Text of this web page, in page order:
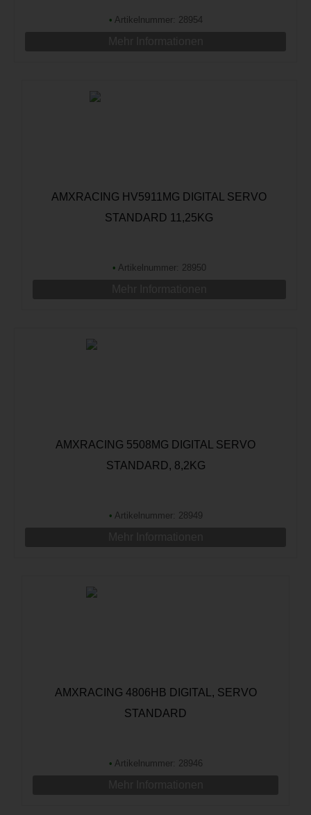
• Artikelnummer: 28954
AMXRACING HV5911MG DIGITAL SERVO
STANDARD 11,25KG
• Artikelnummer: 28950
AMXRACING 5508MG DIGITAL SERVO
STANDARD, 8,2KG
• Artikelnummer: 28949
AMXRACING 4806HB DIGITAL, SERVO
STANDARD
• Artikelnummer: 28946